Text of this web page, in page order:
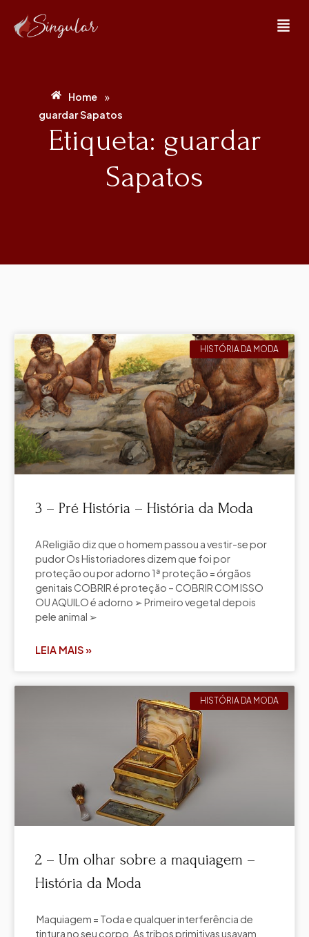
Home »
guardar Sapatos
Etiqueta: guardar
Sapatos
HISTÓRIA DA MODA
3 – Pré História – História da Moda
A Religião diz que o homem passou a vestir-se por
pudor Os Historiadores dizem que foi por
proteção ou por adorno 1ª proteção = órgãos
genitais COBRIR é proteção – COBRIR COM ISSO
OU AQUILO é adorno ➢ Primeiro vegetal depois
pele animal ➢
LEIA MAIS »
HISTÓRIA DA MODA
2 – Um olhar sobre a maquiagem –
História da Moda
Maquiagem = Toda e qualquer interferência de
tintura no seu corpo. As tribos primitivas usavam